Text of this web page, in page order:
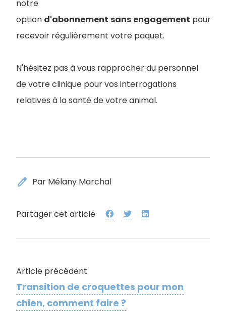
notre
option d'abonnement sans engagement pour
recevoir régulièrement votre paquet.
N'hésitez pas à vous rapprocher du personnel
de votre clinique pour vos interrogations
relatives à la santé de votre animal.
edit Par Mélany Marchal
Partager cet article
Article précédent
Transition de croquettes pour mon
chien, comment faire ?